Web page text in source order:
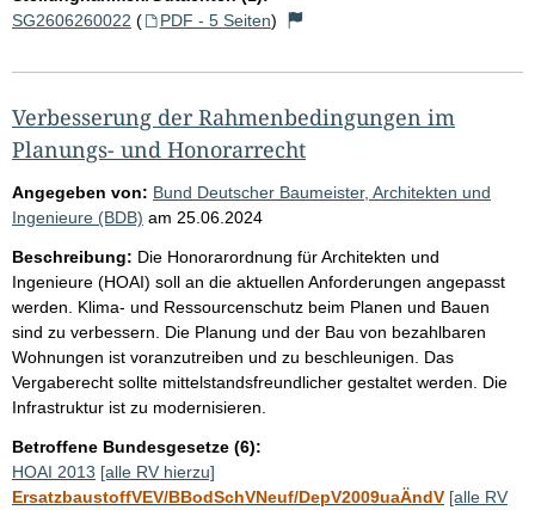
SG2606260022 ( PDF - 5 Seiten)
Verbesserung der Rahmenbedingungen im
Planungs- und Honorarrecht
Angegeben von: Bund Deutscher Baumeister, Architekten und
Ingenieure (BDB) am 25.06.2024
Beschreibung: Die Honorarordnung für Architekten und
Ingenieure (HOAI) soll an die aktuellen Anforderungen angepasst
werden. Klima- und Ressourcenschutz beim Planen und Bauen
sind zu verbessern. Die Planung und der Bau von bezahlbaren
Wohnungen ist voranzutreiben und zu beschleunigen. Das
Vergaberecht sollte mittelstandsfreundlicher gestaltet werden. Die
Infrastruktur ist zu modernisieren.
Betroffene Bundesgesetze (6):
HOAI 2013 [alle RV hierzu]
ErsatzbaustoffVEV/BBodSchVNeuf/DepV2009uaÄndV [alle RV